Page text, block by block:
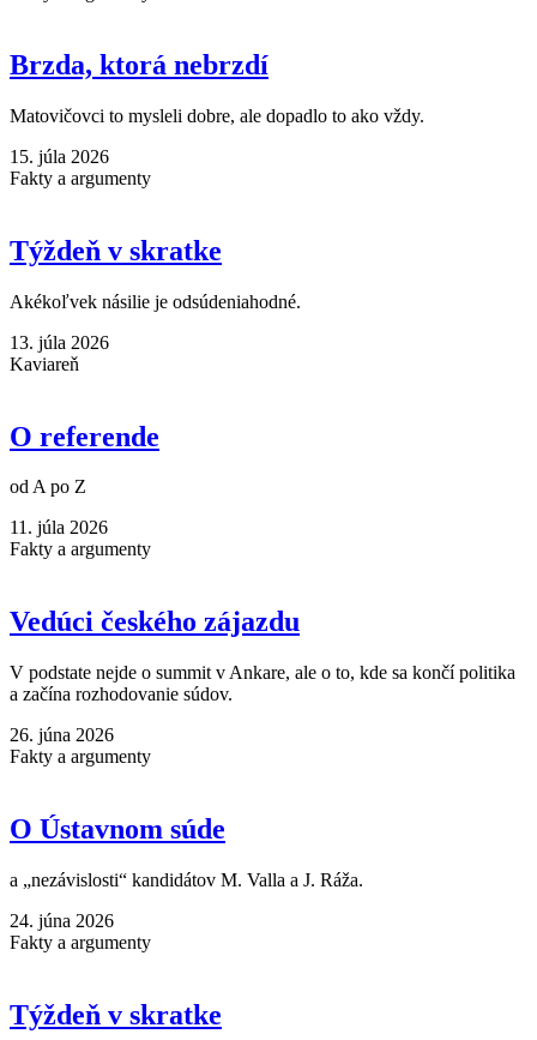
Brzda, ktorá nebrzdí
Matovičovci to mysleli dobre, ale dopadlo to ako vždy.
15. júla 2026
Fakty a argumenty
Týždeň v skratke
Akékoľvek násilie je odsúdeniahodné.
13. júla 2026
Kaviareň
O referende
od A po Z
11. júla 2026
Fakty a argumenty
Vedúci českého zájazdu
V podstate nejde o summit v Ankare, ale o to, kde sa končí politika
a začína rozhodovanie súdov.
26. júna 2026
Fakty a argumenty
O Ústavnom súde
a „nezávislosti“ kandidátov M. Valla a J. Ráža.
24. júna 2026
Fakty a argumenty
Týždeň v skratke